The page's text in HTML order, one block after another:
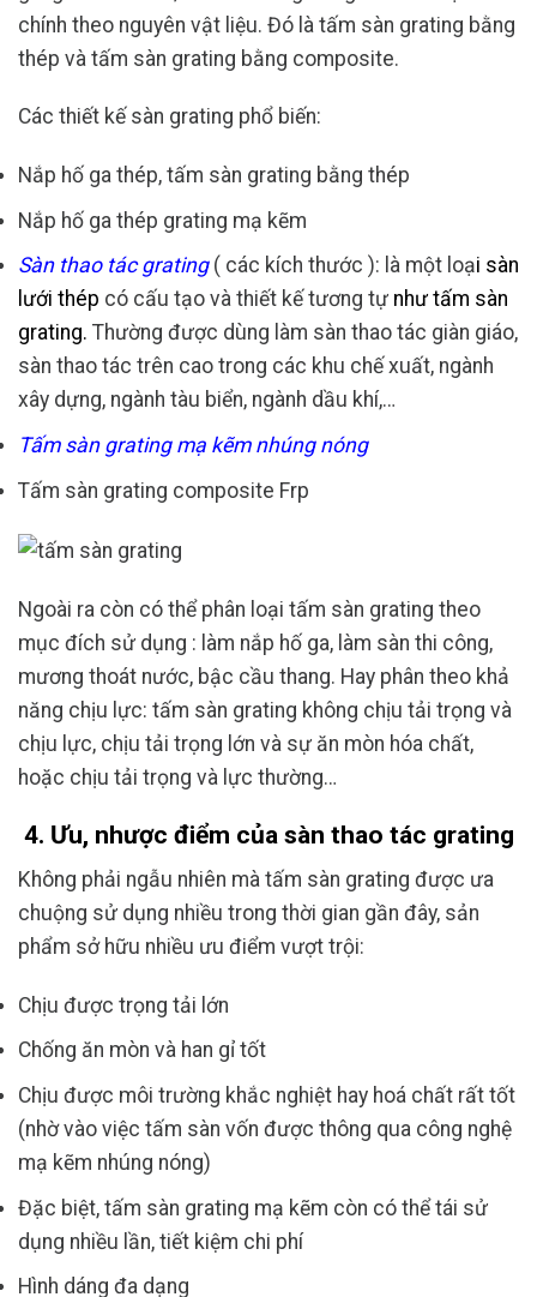
chính theo nguyên vật liệu. Đó là tấm sàn grating bằng
thép và tấm sàn grating bằng composite.
Các thiết kế sàn grating phổ biến:
Nắp hố ga thép, tấm sàn grating bằng thép
Nắp hố ga thép grating mạ kẽm
Sàn thao tác grating( các kích thước ): là một loại sàn
lưới thép có cấu tạo và thiết kế tương tự như tấm sàn
grating. Thường được dùng làm sàn thao tác giàn giáo,
sàn thao tác trên cao trong các khu chế xuất, ngành
xây dựng, ngành tàu biển, ngành dầu khí,…
Tấm sàn grating mạ kẽm nhúng nóng
Tấm sàn grating composite Frp
Ngoài ra còn có thể phân loại tấm sàn grating theo
mục đích sử dụng : làm nắp hố ga, làm sàn thi công,
mương thoát nước, bậc cầu thang. Hay phân theo khả
năng chịu lực: tấm sàn grating không chịu tải trọng và
chịu lực, chịu tải trọng lớn và sự ăn mòn hóa chất,
hoặc chịu tải trọng và lực thường…
4. Ưu, nhược điểm của sàn thao tác grating
Không phải ngẫu nhiên mà tấm sàn grating được ưa
chuộng sử dụng nhiều trong thời gian gần đây, sản
phẩm sở hữu nhiều ưu điểm vượt trội:
Chịu được trọng tải lớn
Chống ăn mòn và han gỉ tốt
Chịu được môi trường khắc nghiệt hay hoá chất rất tốt
(nhờ vào việc tấm sàn vốn được thông qua công nghệ
mạ kẽm nhúng nóng)
Đặc biệt, tấm sàn grating mạ kẽm còn có thể tái sử
dụng nhiều lần, tiết kiệm chi phí
Hình dáng đa dạng